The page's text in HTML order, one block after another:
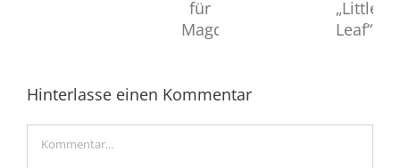
Frischer
Sound
Town
Hinterlasse einen Kommentar
Kommentar